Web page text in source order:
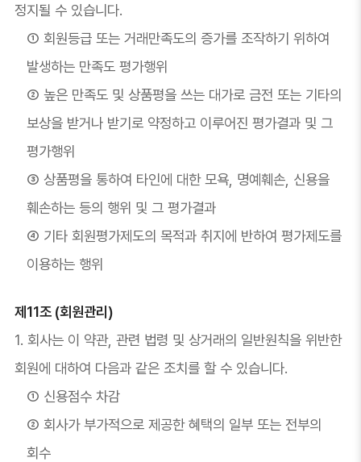
정지될 수 있습니다.
① 회원등급 또는 거래만족도의 증가를 조작하기 위하여
발생하는 만족도 평가행위
② 높은 만족도 및 상품평을 쓰는 대가로 금전 또는 기타의
보상을 받거나 받기로 약정하고 이루어진 평가결과 및 그
평가행위
③ 상품평을 통하여 타인에 대한 모욕, 명예훼손, 신용을
훼손하는 등의 행위 및 그 평가결과
④ 기타 회원평가제도의 목적과 취지에 반하여 평가제도를
이용하는 행위
제11조 (회원관리)
1. 회사는 이 약관, 관련 법령 및 상거래의 일반원칙을 위반한
회원에 대하여 다음과 같은 조치를 할 수 있습니다.
① 신용점수 차감
② 회사가 부가적으로 제공한 혜택의 일부 또는 전부의
회수